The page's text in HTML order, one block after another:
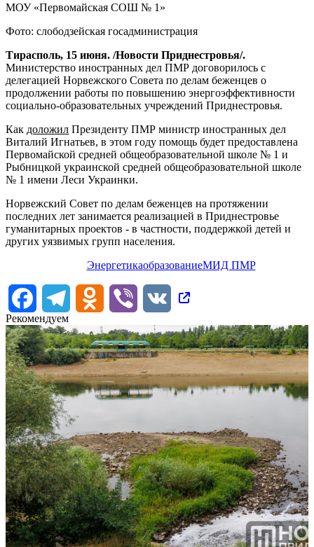
МОУ «Первомайская СОШ № 1»
Фото: слободзейская госадминистрация
Тирасполь, 15 июня. /Новости Приднестровья/.
Министерство иностранных дел ПМР договорилось с
делегацией Норвежского Совета по делам беженцев о
продолжении работы по повышению энергоэффективности
социально-образовательных учреждений Приднестровья.
Как доложил Президенту ПМР министр иностранных дел
Виталий Игнатьев, в этом году помощь будет предоставлена
Первомайской средней общеобразовательной школе № 1 и
Рыбницкой украинской средней общеобразовательной школе
№ 1 имени Леси Украинки.
Норвежский Совет по делам беженцев на протяжении
последних лет занимается реализацией в Приднестровье
гуманитарных проектов - в частности, поддержкой детей и
других уязвимых групп населения.
ЭнергетикаобразованиеМИД ПМР
FacebookTelegram Odnoklassniki
Viber
VK
Рекомендуем